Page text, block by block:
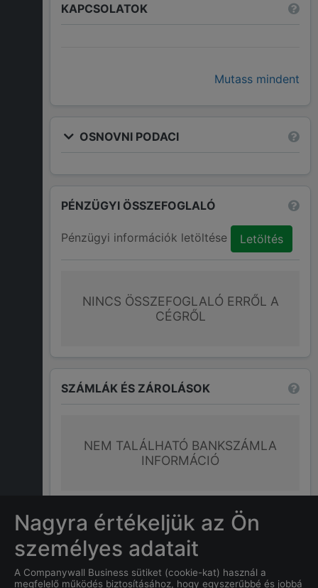
KAPCSOLATOK
Mutass mindent
OSNOVNI PODACI
PÉNZÜGYI ÖSSZEFOGLALÓ
Pénzügyi információk letöltése Letöltés
NINCS ÖSSZEFOGLALÓ ERRŐL A
CÉGRŐL
SZÁMLÁK ÉS ZÁROLÁSOK
NEM TALÁLHATÓ BANKSZÁMLA
INFORMÁCIÓ
GYAKRAN ISMÉTELT KÉRDÉSEK
Nagyra értékeljük az Ön
személyes adatait
A Companywall Business sütiket (cookie-kat) használ a
megfelelő működés biztosításához, hogy egyszerűbbé és jobbá